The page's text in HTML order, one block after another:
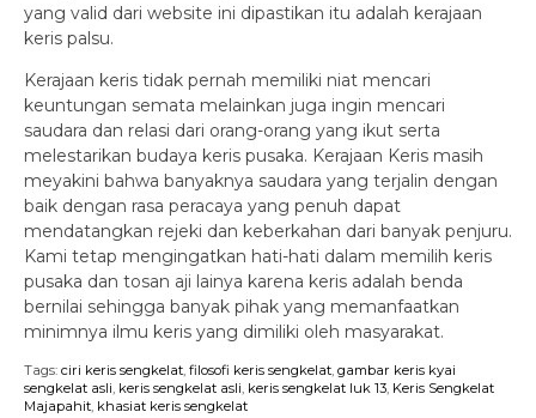
yang valid dari website ini dipastikan itu adalah kerajaan
keris palsu.
Kerajaan keris tidak pernah memiliki niat mencari
keuntungan semata melainkan juga ingin mencari
saudara dan relasi dari orang-orang yang ikut serta
melestarikan budaya keris pusaka. Kerajaan Keris masih
meyakini bahwa banyaknya saudara yang terjalin dengan
baik dengan rasa peracaya yang penuh dapat
mendatangkan rejeki dan keberkahan dari banyak penjuru.
Kami tetap mengingatkan hati-hati dalam memilih keris
pusaka dan tosan aji lainya karena keris adalah benda
bernilai sehingga banyak pihak yang memanfaatkan
minimnya ilmu keris yang dimiliki oleh masyarakat.
Tags: ciri keris sengkelat, filosofi keris sengkelat, gambar keris kyai
sengkelat asli, keris sengkelat asli, keris sengkelat luk 13, Keris Sengkelat
Majapahit, khasiat keris sengkelat